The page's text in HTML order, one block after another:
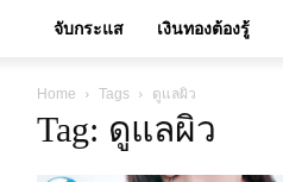
จับกระแส เงินทองต้องรู้
Home Tags ดูแลผิว
Tag: ดูแลผิว